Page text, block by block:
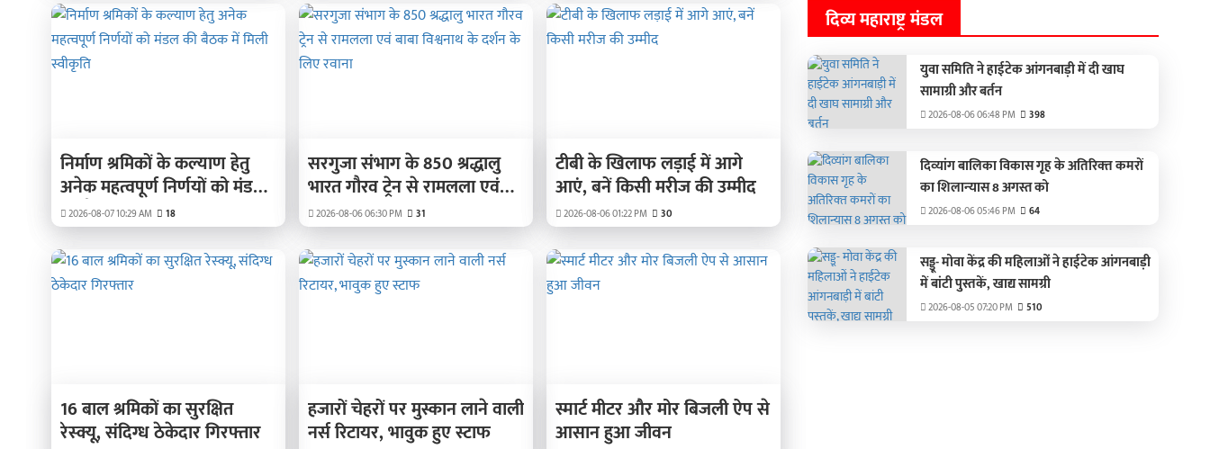
निर्माण श्रमिकों के कल्याण हेतु
अनेक महत्वपूर्ण निर्णयों को मंडल
की बैठक में मिली स्वीकृति
2026-08-07 10:29 AM 18
सरगुजा संभाग के 850 श्रद्धालु
भारत गौरव ट्रेन से रामलला एवं
बाबा विश्वनाथ के दर्शन के लिए
रवाना
2026-08-06 06:30 PM 31
टीबी के खिलाफ लड़ाई में आगे
आएं, बनें किसी मरीज की उम्मीद
2026-08-06 01:22 PM 30
16 बाल श्रमिकों का सुरक्षित
रेस्क्यू, संदिग्ध ठेकेदार गिरफ्तार
हजारों चेहरों पर मुस्कान लाने वाली
नर्स रिटायर, भावुक हुए स्टाफ
स्मार्ट मीटर और मोर बिजली ऐप से
आसान हुआ जीवन
दिव्य महाराष्ट्र मंडल
युवा समिति ने हाईटेक आंगनबाड़ी में दी खाघ
सामाग्री और बर्तन
2026-08-06 06:48 PM 398
दिव्‍यांग बालिका विकास गृह के अतिरिक्‍त कमरों
का शिलान्‍यास 8 अगस्त को
2026-08-06 05:46 PM 64
सड्डू- मोवा केंद्र की महिलाओं ने हाईटेक आंगनबाड़ी
में बांटी पुस्‍तकें, खाद्य सामग्री
2026-08-05 07:20 PM 510